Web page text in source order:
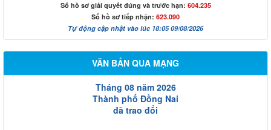
Số hồ sơ giải quyết đúng và trước hạn: 604.235
Số hồ sơ tiếp nhận: 623.090
Tự động cập nhật vào lúc 18:05 09/08/2026
VĂN BẢN QUA MẠNG
Tháng 08 năm 2026
Thành phố Đồng Nai
đã trao đổi